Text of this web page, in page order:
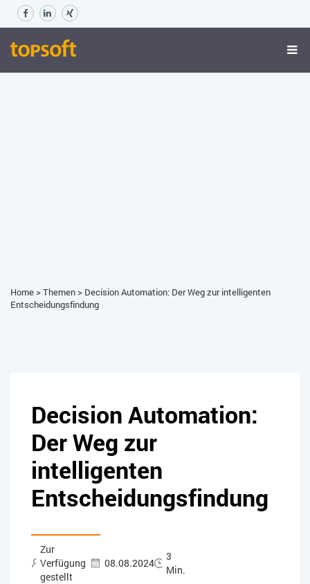
Home>Themen> Decision Automation: Der Weg zur intelligenten
Entscheidungsfindung
Decision Automation:
Der Weg zur
intelligenten
Entscheidungsfindung
Zur
Verfügung
gestellt
08.08.2024
3
Min.